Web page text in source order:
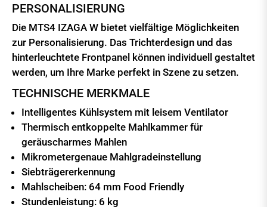
PERSONALISIERUNG
Die MTS4 IZAGA W bietet vielfältige Möglichkeiten
zur Personalisierung. Das Trichterdesign und das
hinterleuchtete Frontpanel können individuell gestaltet
werden, um Ihre Marke perfekt in Szene zu setzen.
TECHNISCHE MERKMALE
Intelligentes Kühlsystem mit leisem Ventilator
Thermisch entkoppelte Mahlkammer für
geräuscharmes Mahlen
Mikrometergenaue Mahlgradeinstellung
Siebträgererkennung
Mahlscheiben: 64 mm Food Friendly
Stundenleistung: 6 kg